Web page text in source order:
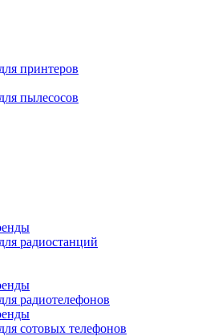
принтеров
пылесосов
радиостанций
радиотелефонов
сотовых телефонов